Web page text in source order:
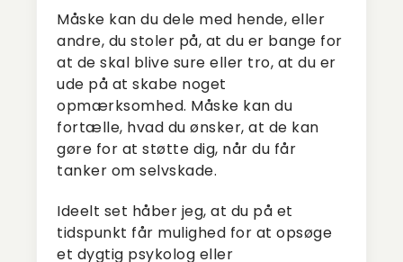
Måske kan du dele med hende, eller
andre, du stoler på, at du er bange for
at de skal blive sure eller tro, at du er
ude på at skabe noget
opmærksomhed. Måske kan du
fortælle, hvad du ønsker, at de kan
gøre for at støtte dig, når du får
tanker om selvskade.
Ideelt set håber jeg, at du på et
tidspunkt får mulighed for at opsøge
et dygtig psykolog eller